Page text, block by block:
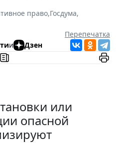
право,Госдума,
Перепечатка
и Дзен
или
опасной